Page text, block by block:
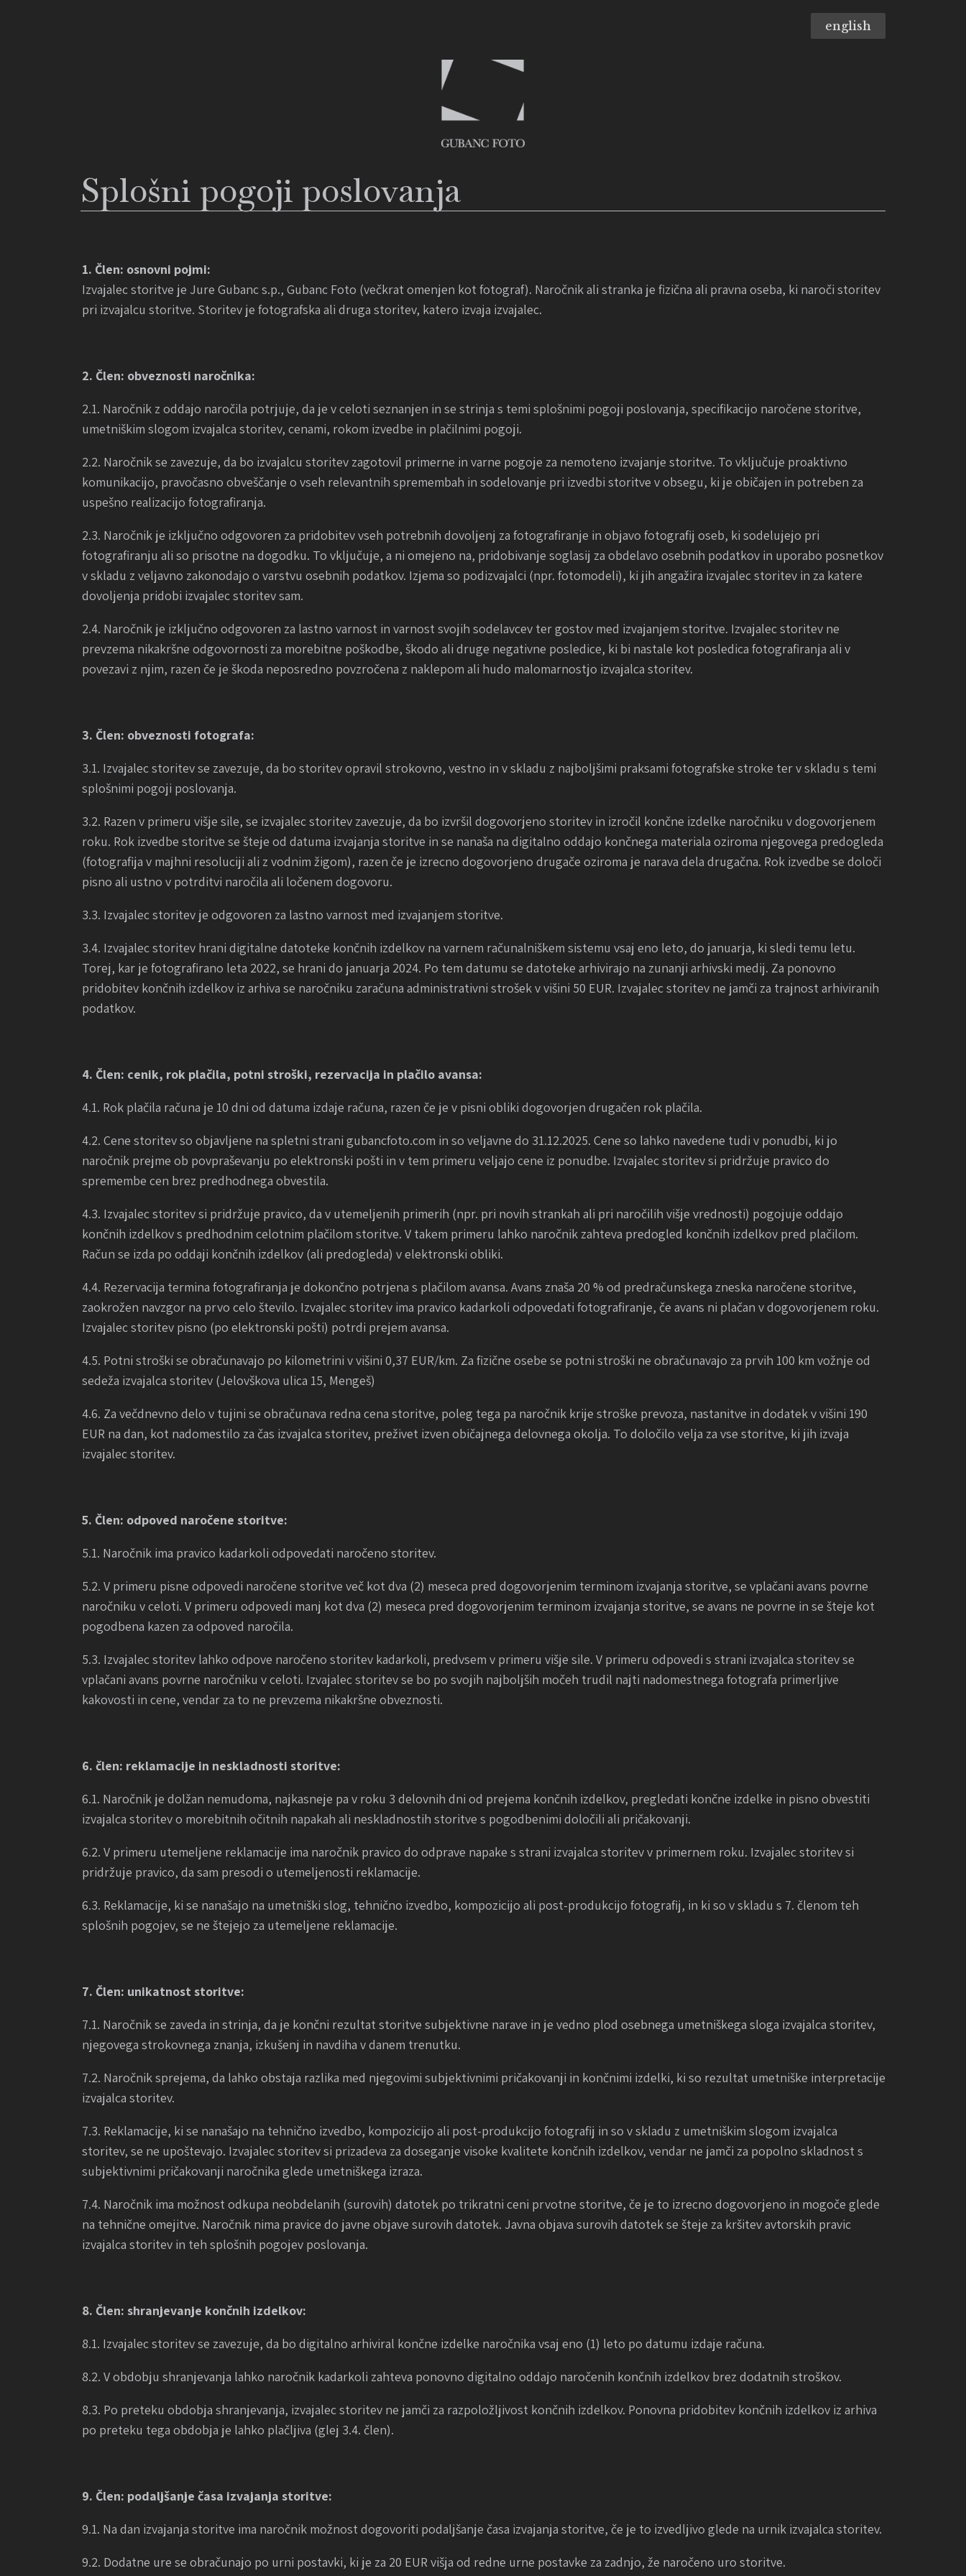
english
Splošni pogoji poslovanja
1. Člen: osnovni pojmi:
Izvajalec storitve je Jure Gubanc s.p., Gubanc Foto (večkrat omenjen kot fotograf). Naročnik ali stranka je fizična ali pravna oseba, ki naroči storitev
pri izvajalcu storitve. Storitev je fotografska ali druga storitev, katero izvaja izvajalec.
2. Člen: obveznosti naročnika:
2.1. Naročnik z oddajo naročila potrjuje, da je v celoti seznanjen in se strinja s temi splošnimi pogoji poslovanja, specifikacijo naročene storitve,
umetniškim slogom izvajalca storitev, cenami, rokom izvedbe in plačilnimi pogoji.
2.2. Naročnik se zavezuje, da bo izvajalcu storitev zagotovil primerne in varne pogoje za nemoteno izvajanje storitve. To vključuje proaktivno
komunikacijo, pravočasno obveščanje o vseh relevantnih spremembah in sodelovanje pri izvedbi storitve v obsegu, ki je običajen in potreben za
uspešno realizacijo fotografiranja.
2.3. Naročnik je izključno odgovoren za pridobitev vseh potrebnih dovoljenj za fotografiranje in objavo fotografij oseb, ki sodelujejo pri
fotografiranju ali so prisotne na dogodku. To vključuje, a ni omejeno na, pridobivanje soglasij za obdelavo osebnih podatkov in uporabo posnetkov
v skladu z veljavno zakonodajo o varstvu osebnih podatkov. Izjema so podizvajalci (npr. fotomodeli), ki jih angažira izvajalec storitev in za katere
dovoljenja pridobi izvajalec storitev sam.
2.4. Naročnik je izključno odgovoren za lastno varnost in varnost svojih sodelavcev ter gostov med izvajanjem storitve. Izvajalec storitev ne
prevzema nikakršne odgovornosti za morebitne poškodbe, škodo ali druge negativne posledice, ki bi nastale kot posledica fotografiranja ali v
povezavi z njim, razen če je škoda neposredno povzročena z naklepom ali hudo malomarnostjo izvajalca storitev.
3. Člen: obveznosti fotografa:
3.1. Izvajalec storitev se zavezuje, da bo storitev opravil strokovno, vestno in v skladu z najboljšimi praksami fotografske stroke ter v skladu s temi
splošnimi pogoji poslovanja.
3.2. Razen v primeru višje sile, se izvajalec storitev zavezuje, da bo izvršil dogovorjeno storitev in izročil končne izdelke naročniku v dogovorjenem
roku. Rok izvedbe storitve se šteje od datuma izvajanja storitve in se nanaša na digitalno oddajo končnega materiala oziroma njegovega predogleda
(fotografija v majhni resoluciji ali z vodnim žigom), razen če je izrecno dogovorjeno drugače oziroma je narava dela drugačna. Rok izvedbe se določi
pisno ali ustno v potrditvi naročila ali ločenem dogovoru.
3.3. Izvajalec storitev je odgovoren za lastno varnost med izvajanjem storitve.
3.4. Izvajalec storitev hrani digitalne datoteke končnih izdelkov na varnem računalniškem sistemu vsaj eno leto, do januarja, ki sledi temu letu.
Torej, kar je fotografirano leta 2022, se hrani do januarja 2024. Po tem datumu se datoteke arhivirajo na zunanji arhivski medij. Za ponovno
pridobitev končnih izdelkov iz arhiva se naročniku zaračuna administrativni strošek v višini 50 EUR. Izvajalec storitev ne jamči za trajnost arhiviranih
podatkov.
4. Člen: cenik, rok plačila, potni stroški, rezervacija in plačilo avansa:
4.1. Rok plačila računa je 10 dni od datuma izdaje računa, razen če je v pisni obliki dogovorjen drugačen rok plačila.
4.2. Cene storitev so objavljene na spletni strani gubancfoto.com in so veljavne do 31.12.2025. Cene so lahko navedene tudi v ponudbi, ki jo
naročnik prejme ob povpraševanju po elektronski pošti in v tem primeru veljajo cene iz ponudbe. Izvajalec storitev si pridržuje pravico do
spremembe cen brez predhodnega obvestila.
4.3. Izvajalec storitev si pridržuje pravico, da v utemeljenih primerih (npr. pri novih strankah ali pri naročilih višje vrednosti) pogojuje oddajo
končnih izdelkov s predhodnim celotnim plačilom storitve. V takem primeru lahko naročnik zahteva predogled končnih izdelkov pred plačilom.
Račun se izda po oddaji končnih izdelkov (ali predogleda) v elektronski obliki.
4.4. Rezervacija termina fotografiranja je dokončno potrjena s plačilom avansa. Avans znaša 20 % od predračunskega zneska naročene storitve,
zaokrožen navzgor na prvo celo število. Izvajalec storitev ima pravico kadarkoli odpovedati fotografiranje, če avans ni plačan v dogovorjenem roku.
Izvajalec storitev pisno (po elektronski pošti) potrdi prejem avansa.
4.5. Potni stroški se obračunavajo po kilometrini v višini 0,37 EUR/km. Za fizične osebe se potni stroški ne obračunavajo za prvih 100 km vožnje od
sedeža izvajalca storitev (Jelovškova ulica 15, Mengeš)
4.6. Za večdnevno delo v tujini se obračunava redna cena storitve, poleg tega pa naročnik krije stroške prevoza, nastanitve in dodatek v višini 190
EUR na dan, kot nadomestilo za čas izvajalca storitev, preživet izven običajnega delovnega okolja. To določilo velja za vse storitve, ki jih izvaja
izvajalec storitev.
5. Člen: odpoved naročene storitve:
5.1. Naročnik ima pravico kadarkoli odpovedati naročeno storitev.
5.2. V primeru pisne odpovedi naročene storitve več kot dva (2) meseca pred dogovorjenim terminom izvajanja storitve, se vplačani avans povrne
naročniku v celoti. V primeru odpovedi manj kot dva (2) meseca pred dogovorjenim terminom izvajanja storitve, se avans ne povrne in se šteje kot
pogodbena kazen za odpoved naročila.
5.3. Izvajalec storitev lahko odpove naročeno storitev kadarkoli, predvsem v primeru višje sile. V primeru odpovedi s strani izvajalca storitev se
vplačani avans povrne naročniku v celoti. Izvajalec storitev se bo po svojih najboljših močeh trudil najti nadomestnega fotografa primerljive
kakovosti in cene, vendar za to ne prevzema nikakršne obveznosti.
6. člen: reklamacije in neskladnosti storitve:
6.1. Naročnik je dolžan nemudoma, najkasneje pa v roku 3 delovnih dni od prejema končnih izdelkov, pregledati končne izdelke in pisno obvestiti
izvajalca storitev o morebitnih očitnih napakah ali neskladnostih storitve s pogodbenimi določili ali pričakovanji.
6.2. V primeru utemeljene reklamacije ima naročnik pravico do odprave napake s strani izvajalca storitev v primernem roku. Izvajalec storitev si
pridržuje pravico, da sam presodi o utemeljenosti reklamacije.
6.3. Reklamacije, ki se nanašajo na umetniški slog, tehnično izvedbo, kompozicijo ali post-produkcijo fotografij, in ki so v skladu s 7. členom teh
splošnih pogojev, se ne štejejo za utemeljene reklamacije.
7. Člen: unikatnost storitve:
7.1. Naročnik se zaveda in strinja, da je končni rezultat storitve subjektivne narave in je vedno plod osebnega umetniškega sloga izvajalca storitev,
njegovega strokovnega znanja, izkušenj in navdiha v danem trenutku.
7.2. Naročnik sprejema, da lahko obstaja razlika med njegovimi subjektivnimi pričakovanji in končnimi izdelki, ki so rezultat umetniške interpretacije
izvajalca storitev.
7.3. Reklamacije, ki se nanašajo na tehnično izvedbo, kompozicijo ali post-produkcijo fotografij in so v skladu z umetniškim slogom izvajalca
storitev, se ne upoštevajo. Izvajalec storitev si prizadeva za doseganje visoke kvalitete končnih izdelkov, vendar ne jamči za popolno skladnost s
subjektivnimi pričakovanji naročnika glede umetniškega izraza.
7.4. Naročnik ima možnost odkupa neobdelanih (surovih) datotek po trikratni ceni prvotne storitve, če je to izrecno dogovorjeno in mogoče glede
na tehnične omejitve. Naročnik nima pravice do javne objave surovih datotek. Javna objava surovih datotek se šteje za kršitev avtorskih pravic
izvajalca storitev in teh splošnih pogojev poslovanja.
8. Člen: shranjevanje končnih izdelkov:
8.1. Izvajalec storitev se zavezuje, da bo digitalno arhiviral končne izdelke naročnika vsaj eno (1) leto po datumu izdaje računa.
8.2. V obdobju shranjevanja lahko naročnik kadarkoli zahteva ponovno digitalno oddajo naročenih končnih izdelkov brez dodatnih stroškov.
8.3. Po preteku obdobja shranjevanja, izvajalec storitev ne jamči za razpoložljivost končnih izdelkov. Ponovna pridobitev končnih izdelkov iz arhiva
po preteku tega obdobja je lahko plačljiva (glej 3.4. člen).
9. Člen: podaljšanje časa izvajanja storitve:
9.1. Na dan izvajanja storitve ima naročnik možnost dogovoriti podaljšanje časa izvajanja storitve, če je to izvedljivo glede na urnik izvajalca storitev.
9.2. Dodatne ure se obračunajo po urni postavki, ki je za 20 EUR višja od redne urne postavke za zadnjo, že naročeno uro storitve.